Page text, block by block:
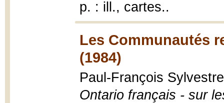
p. : ill., cartes..
Les Communautés
(1984)
Paul-François
Ontario français - sur